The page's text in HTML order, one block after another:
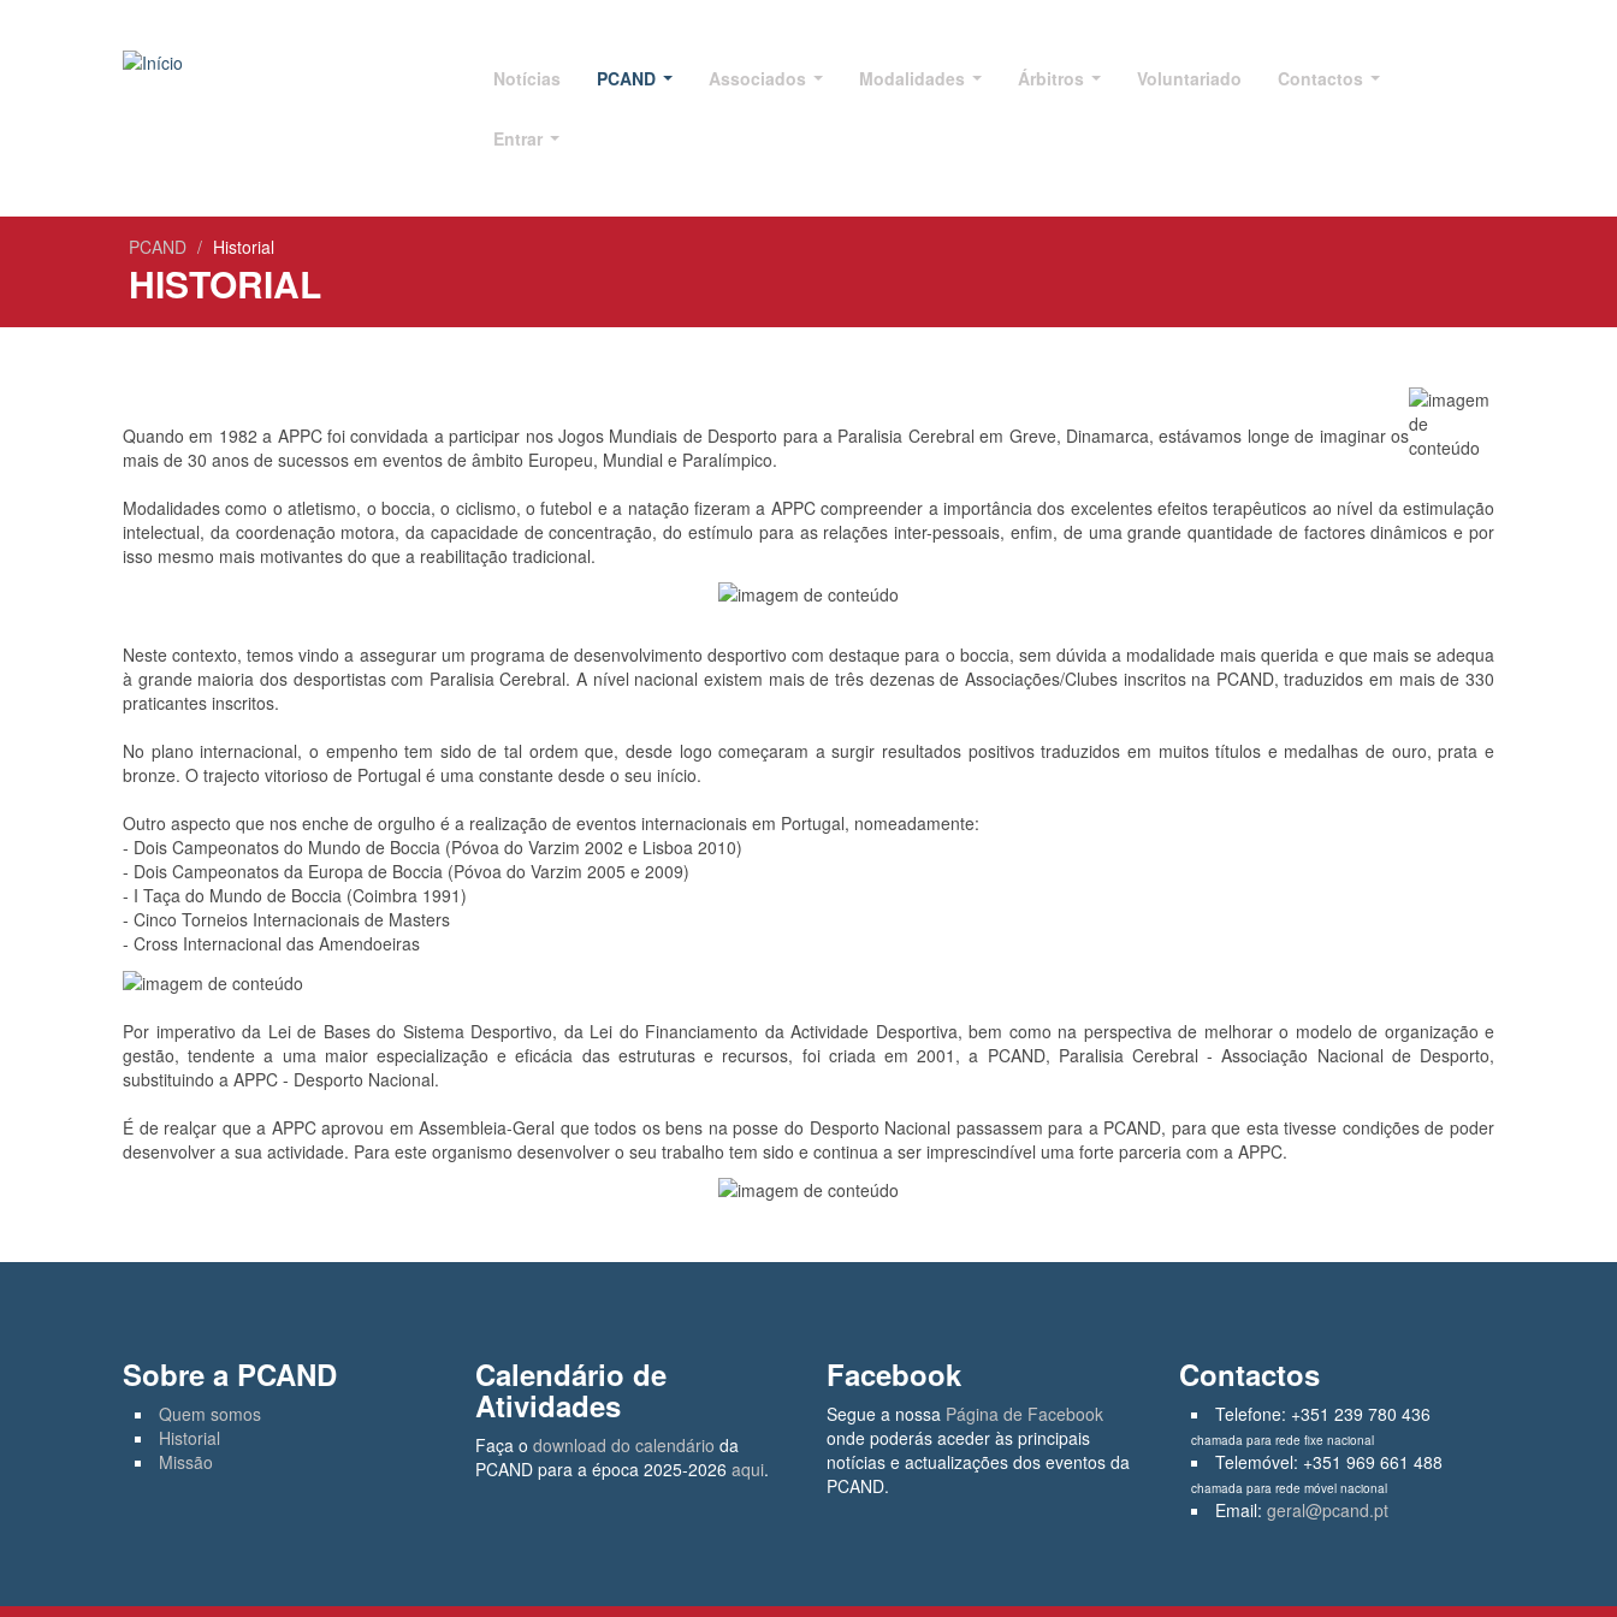
Notícias PCAND Associados Modalidades Árbitros Voluntariado Contactos
Entrar
PCAND Historial
HISTORIAL
Quando em 1982 a APPC foi convidada a participar nos Jogos Mundiais de Desporto para a Paralisia Cerebral em Greve, Dinamarca, estávamos longe de imaginar os
mais de 30 anos de sucessos em eventos de âmbito Europeu, Mundial e Paralímpico.
Modalidades como o atletismo, o boccia, o ciclismo, o futebol e a natação fizeram a APPC compreender a importância dos excelentes efeitos terapêuticos ao nível da estimulação
intelectual, da coordenação motora, da capacidade de concentração, do estímulo para as relações inter-pessoais, enfim, de uma grande quantidade de factores dinâmicos e por
isso mesmo mais motivantes do que a reabilitação tradicional.
Neste contexto, temos vindo a assegurar um programa de desenvolvimento desportivo com destaque para o boccia, sem dúvida a modalidade mais querida e que mais se adequa
à grande maioria dos desportistas com Paralisia Cerebral. A nível nacional existem mais de três dezenas de Associações/Clubes inscritos na PCAND, traduzidos em mais de 330
praticantes inscritos.
No plano internacional, o empenho tem sido de tal ordem que, desde logo começaram a surgir resultados positivos traduzidos em muitos títulos e medalhas de ouro, prata e
bronze. O trajecto vitorioso de Portugal é uma constante desde o seu início.
Outro aspecto que nos enche de orgulho é a realização de eventos internacionais em Portugal, nomeadamente:
- Dois Campeonatos do Mundo de Boccia (Póvoa do Varzim 2002 e Lisboa 2010)
- Dois Campeonatos da Europa de Boccia (Póvoa do Varzim 2005 e 2009)
- I Taça do Mundo de Boccia (Coimbra 1991)
- Cinco Torneios Internacionais de Masters
- Cross Internacional das Amendoeiras
Por imperativo da Lei de Bases do Sistema Desportivo, da Lei do Financiamento da Actividade Desportiva, bem como na perspectiva de melhorar o modelo de organização e
gestão, tendente a uma maior especialização e eficácia das estruturas e recursos, foi criada em 2001, a PCAND, Paralisia Cerebral - Associação Nacional de Desporto,
substituindo a APPC - Desporto Nacional.
É de realçar que a APPC aprovou em Assembleia-Geral que todos os bens na posse do Desporto Nacional passassem para a PCAND, para que esta tivesse condições de poder
desenvolver a sua actividade. Para este organismo desenvolver o seu trabalho tem sido e continua a ser imprescindível uma forte parceria com a APPC.
Sobre a PCAND
Quem somos
Historial
Missão
Calendário de
Atividades
Faça o download do calendário da
PCAND para a época 2025-2026 aqui.
Facebook
Segue a nossa Página de Facebook
onde poderás aceder às principais
notícias e actualizações dos eventos da
PCAND.
Contactos
Telefone: +351 239 780 436
chamada para rede fixe nacional
Telemóvel: +351 969 661 488
chamada para rede móvel nacional
Email: geral@pcand.pt